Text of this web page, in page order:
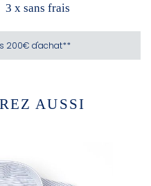
3 x sans frais
200€ d'achat**
AUSSI